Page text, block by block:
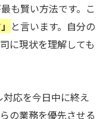
も賢い方法です。こ
と言います。自分の
に現状を理解しても
対応を今日中に終え
の業務を優先させる